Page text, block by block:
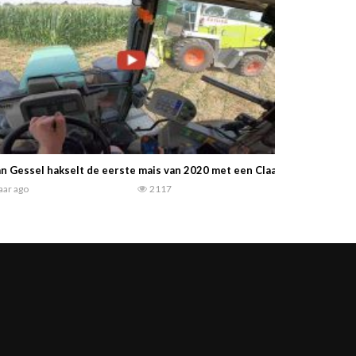
Gessel hakselt de eerste mais van 2020 met een Claas Jaguar en
ago 2117